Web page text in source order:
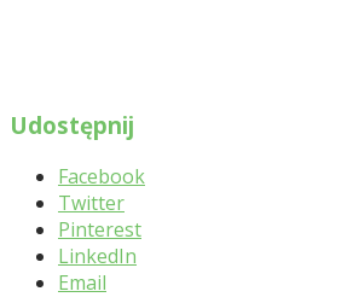
Udostępnij
Facebook
Twitter
Pinterest
LinkedIn
Email